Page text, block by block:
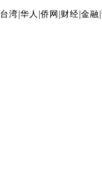
台湾 |华人 |侨网 财经 |金融 |